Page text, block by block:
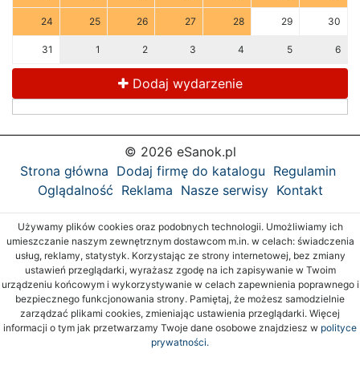
24 25 26 27 28 29 30
31 1 2 3 4 5 6
Dodaj wydarzenie
© 2026 eSanok.pl
Strona główna Dodaj firmę do katalogu Regulamin
Oglądalność Reklama Nasze serwisy Kontakt
Używamy plików cookies oraz podobnych technologii. Umożliwiamy ich
umieszczanie naszym zewnętrznym dostawcom m.in. w celach: świadczenia
usług, reklamy, statystyk. Korzystając ze strony internetowej, bez zmiany
ustawień przeglądarki, wyrażasz zgodę na ich zapisywanie w Twoim
urządzeniu końcowym i wykorzystywanie w celach zapewnienia poprawnego i
bezpiecznego funkcjonowania strony. Pamiętaj, że możesz samodzielnie
zarządzać plikami cookies, zmieniając ustawienia przeglądarki. Więcej
informacji o tym jak przetwarzamy Twoje dane osobowe znajdziesz w polityce
prywatności.